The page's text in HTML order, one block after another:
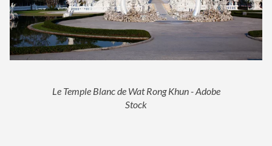
Le Temple Blanc de Wat Rong Khun - Adobe
Stock